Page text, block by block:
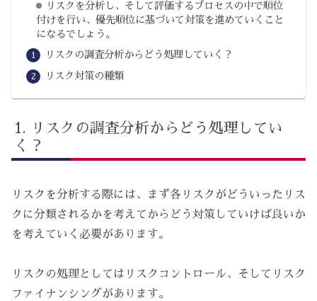
リスクを分析し、そして評価するプロセスの中で順位
付けを行い、優先順位に基づいて対策を進めていくこと
になるでしょう。
リスクの調査分析からどう処理していく？
リスク対策の種類
リスクの調査分析からどう処理してい
く？
リスクを分析する際には、まず各リスクがどういったリス
クに分類されるかを考えてからどう対策していけば良いか
を考えていく必要があります。
リスクの処理としてはリスクコントロール、そしてリスク
ファイナンシングがあります。